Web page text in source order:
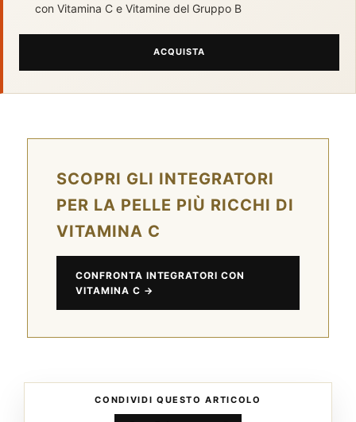
con Vitamina C e Vitamine del Gruppo B
ACQUISTA
SCOPRI GLI INTEGRATORI
PER LA PELLE PIÙ RICCHI DI
VITAMINA C
CONFRONTA INTEGRATORI CON
VITAMINA C →
CONDIVIDI QUESTO ARTICOLO